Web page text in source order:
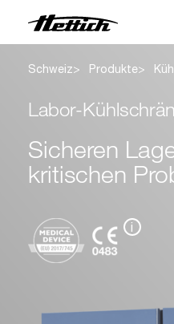
Produkte
Anwendungen
Marken
Support Center
Über uns
Downloads
Schweiz Produkte
Labor-
Sicheren
kritischen
i